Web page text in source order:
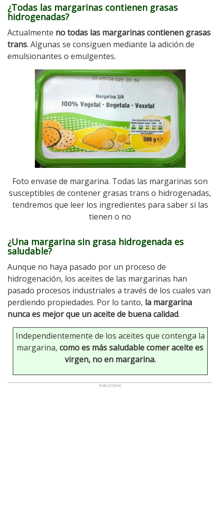
¿Todas las margarinas contienen grasas
hidrogenadas?
Actualmente no todas las margarinas contienen grasas
trans. Algunas se consiguen mediante la adición de
emulsionantes o emulgentes.
Foto envase de margarina. Todas las margarinas son
susceptibles de contener grasas trans o hidrogenadas,
tendremos que leer los ingredientes para saber si las
tienen o no
¿Una margarina sin grasa hidrogenada es
saludable?
Aunque no haya pasado por un proceso de
hidrogenación, los aceites de las margarinas han
pasado procesos industriales a través de los cuales van
perdiendo propiedades. Por lo tanto, la margarina
nunca es mejor que un aceite de buena calidad.
Independientemente de los aceites que contenga la
margarina, como es más saludable comer aceite es
virgen, no en margarina.